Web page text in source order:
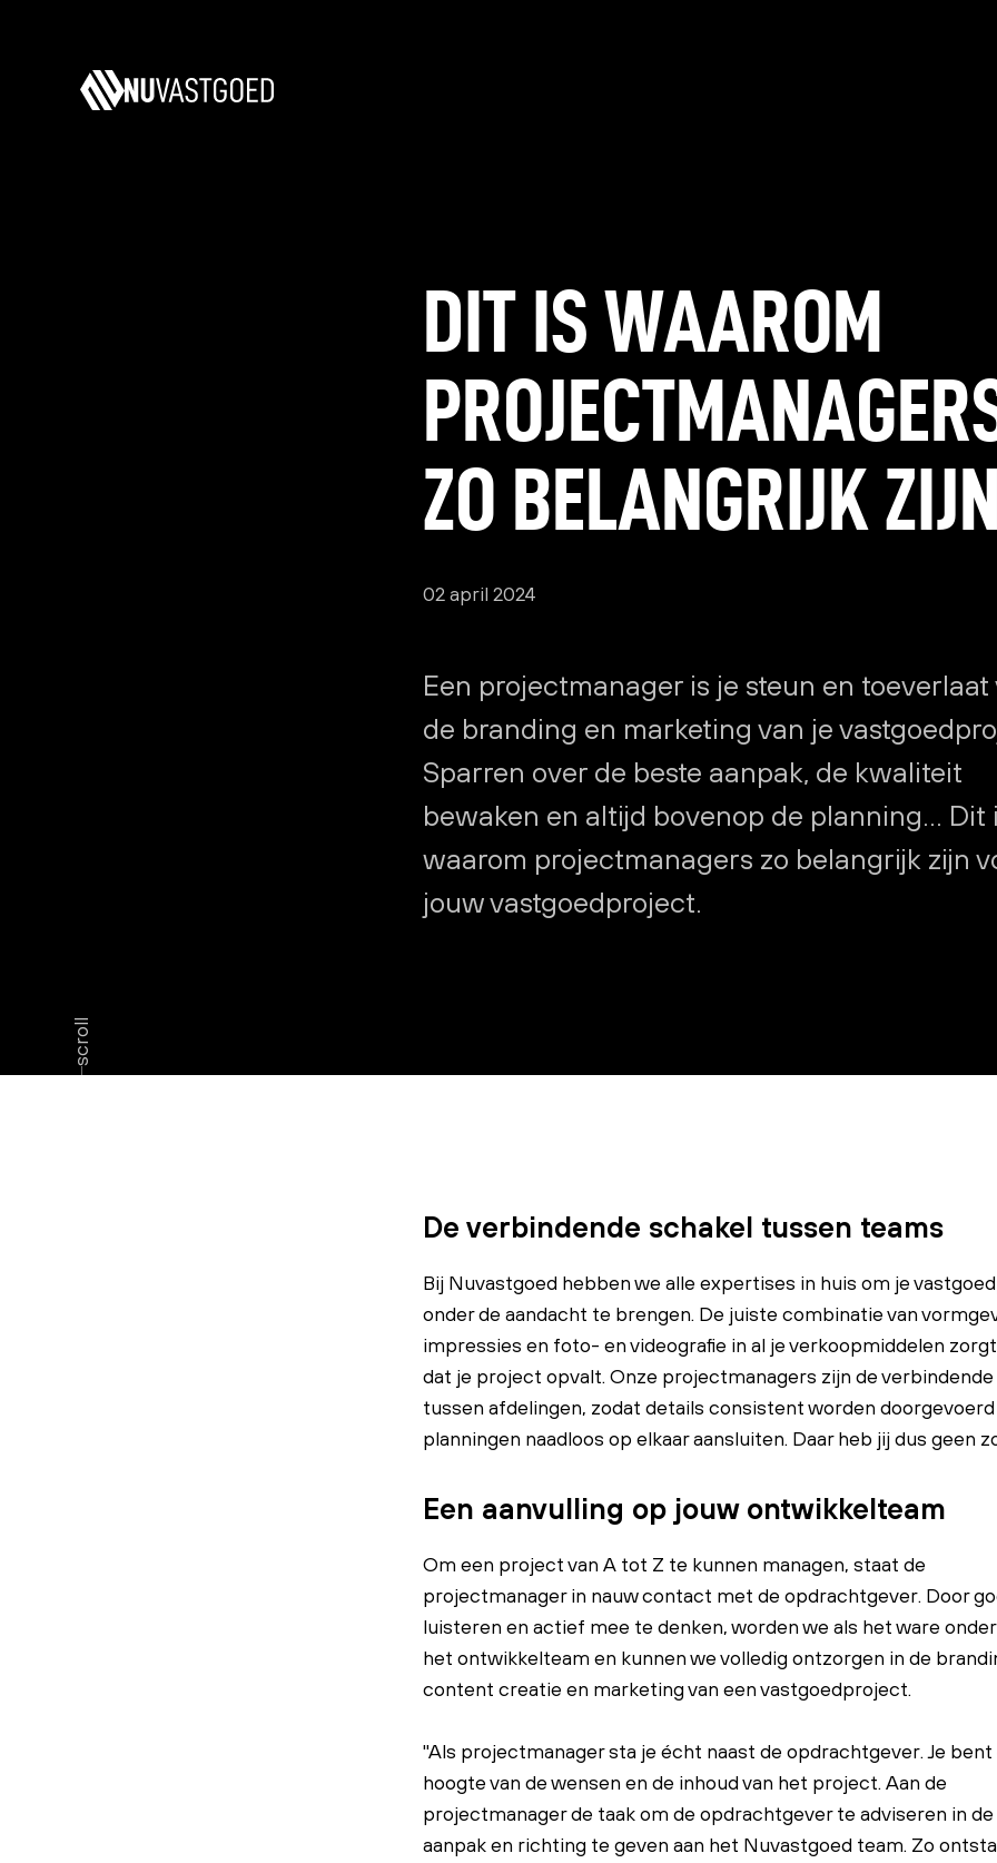
DITISWAAROM
ZO BELANGRIJKZIJN
02 april 2024
Een projectmanager is je steun en toeverlaat
de branding en marketing van je
Sparren over de beste aanpak, de kwaliteit
bewaken en altijd bovenop de planning… Dit
waarom projectmanagers zo belangrijk zijn
jouw vastgoedproject.
scroll
De verbindende schakel tussen teams
Bij Nuvastgoed hebben we alle expertises in huis om je
onder de aandacht te brengen. De juiste combinatie van
impressies en foto- en videografie in al je verkoopmiddelen
dat je project opvalt. Onze projectmanagers zijn de verbindende
tussen afdelingen, zodat details consistent worden doorgevoerd
planningen naadloos op elkaar aansluiten. Daar heb jij dus geen
Een aanvulling op jouw ontwikkelteam
Om een project van A tot Z te kunnen managen, staat de
projectmanager in nauw contact met de opdrachtgever. Door
luisteren en actief mee te denken, worden we als het ware
het ontwikkelteam en kunnen we volledig ontzorgen in de
content creatie en marketing van een vastgoedproject.
"Als projectmanager sta je écht naast de opdrachtgever. Je bent
hoogte van de wensen en de inhoud van het project. Aan de
projectmanager de taak om de opdrachtgever te adviseren in
aanpak en richting te geven aan het Nuvastgoed team. Zo